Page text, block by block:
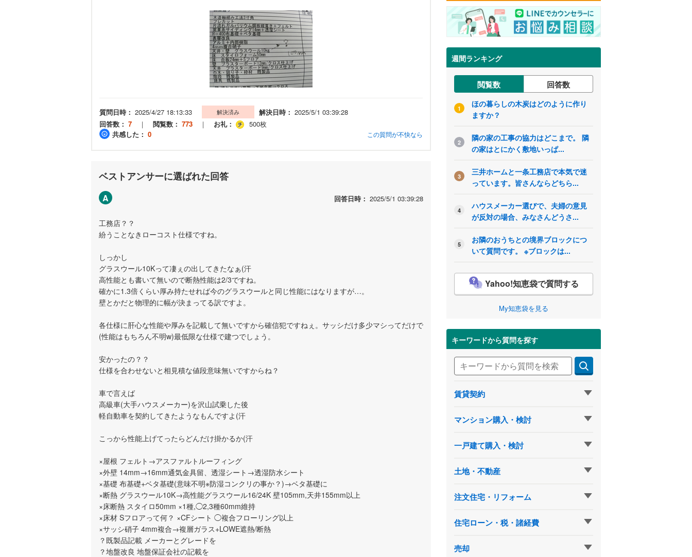
質問日時： 2025/4/27 18:13:33 解決済み 解決日時： 2025/5/1 03:39:28
回答数： 7 ｜ 閲覧数： 773 ｜ お礼：
500枚
共感した： 0 この質問が不快なら
ベストアンサーに選ばれた回答
A 回答日時： 2025/5/1 03:39:28
工務店？？
紛うことなきローコスト仕様ですね。
しっかし
グラスウール10Kって凄ぇの出してきたなぁ(汗
高性能とも書いて無いので断熱性能は2/3ですね。
確かに1.3倍くらい厚み持たせれば今のグラスウールと同じ性能にはなりますが…。
壁とかだと物理的に幅が決まってる訳ですよ。
各仕様に肝心な性能や厚みを記載して無いですから確信犯ですねぇ。サッシだけ多少マシってだけで
(性能はもちろん不明w)最低限な仕様で建つでしょう。
安かったの？？
仕様を合わせないと相見積な値段意味無いですからね？
車で言えば
高級車(大手ハウスメーカー)を沢山試乗した後
軽自動車を契約してきたようなもんですよ(汗
こっから性能上げてったらどんだけ掛かるか(汗
×屋根 フェルト→アスファルトルーフィング
×外壁 14mm→16mm通気金具留、透湿シート→透湿防水シート
×基礎 布基礎+ベタ基礎(意味不明※防湿コンクリの事か？)→ベタ基礎に
×断熱 グラスウール10K→高性能グラスウール16/24K 壁105mm,天井155mm以上
×床断熱 スタイロ50mm ×1種,◯2,3種60mm維持
×床材 Sフロアって何？ ×CFシート ◯複合フローリング以上
×サッシ硝子 4mm複合→複層ガラス+LOWE遮熱/断熱
？既製品記載 メーカーとグレードを
？地盤改良 地盤保証会社の記載を
週間ランキング
閲覧数 回答数
1
ほの暮らしの木炭はどのように作り
ますか？
2
隣の家の工事の協力はどこまで。 隣
の家はとにかく敷地いっぱ...
3
三井ホームと一条工務店で本気で迷
っています。皆さんならどちら...
4
ハウスメーカー選びで、夫婦の意見
が反対の場合、みなさんどうさ...
5
お隣のおうちとの境界ブロックにつ
いて質問です。 ※ブロックは...
Yahoo!知恵袋で質問する
My知恵袋を見る
キーワードから質問を探す
賃貸契約
マンション購入・検討
一戸建て購入・検討
土地・不動産
注文住宅・リフォーム
住宅ローン・税・諸経費
売却